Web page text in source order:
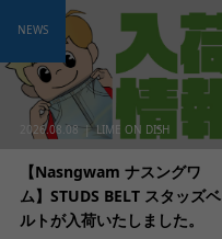
2026.08.08 LIME ON DISH
【Nasngwam ナスングワ
ム】STUDS BELT スタッズベ
ルトが入荷いたしました。
NEWS